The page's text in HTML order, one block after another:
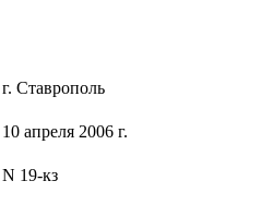
г. Ставрополь
10 апреля 2006 г.
N 19-кз